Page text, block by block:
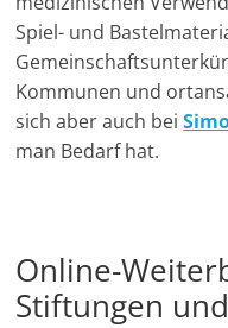
Spiel- und
Kommunen und
sich aber auch bei
man Bedarf hat.
Online-
Stiftungen